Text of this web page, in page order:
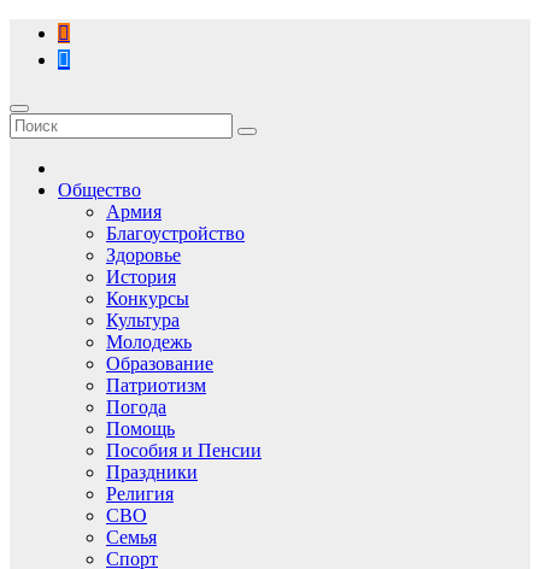
Перейти
содержимому
Общество
Армия
Благоустройство
Здоровье
История
Конкурсы
Культура
Молодежь
Образование
Патриотизм
Погода
Помощь
Пособия и Пенсии
Праздники
Религия
СВО
Семья
Спорт